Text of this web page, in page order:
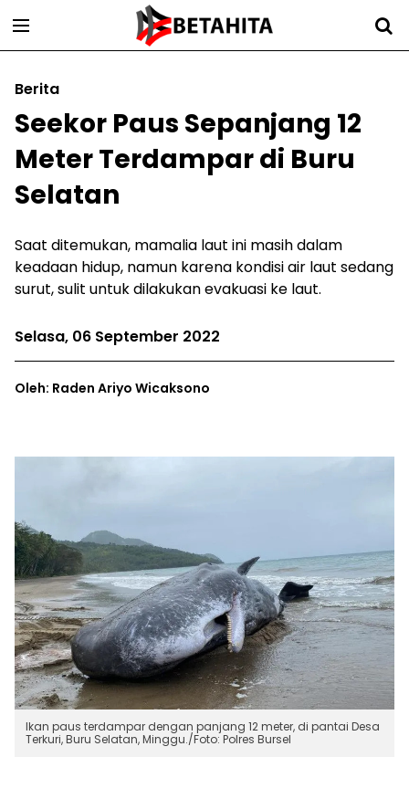
Berita
Seekor Paus Sepanjang 12
Meter Terdampar di Buru
Selatan
Saat ditemukan, mamalia laut ini masih dalam
keadaan hidup, namun karena kondisi air laut sedang
surut, sulit untuk dilakukan evakuasi ke laut.
Selasa, 06 September 2022
Oleh: Raden Ariyo Wicaksono
Ikan paus terdampar dengan panjang 12 meter, di pantai Desa
Terkuri, Buru Selatan, Minggu./Foto: Polres Bursel